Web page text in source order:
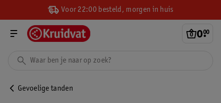
Voor 22:00 besteld, morgen in huis
0.
00
Gevoelige tanden